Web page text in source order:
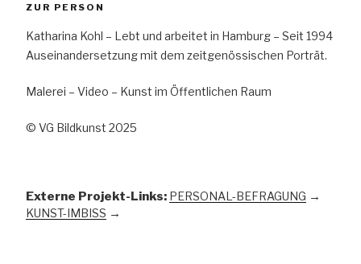
ZUR PERSON
Katharina Kohl – Lebt und arbeitet in Hamburg – Seit 1994
Auseinandersetzung mit dem zeitgenössischen Porträt.
Malerei – Video – Kunst im Öffentlichen Raum
© VG Bildkunst 2025
Externe Projekt-Links: PERSONAL-BEFRAGUNG →
KUNST-IMBISS →